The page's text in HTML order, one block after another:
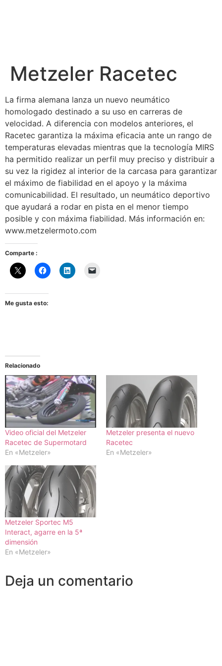
Metzeler Racetec
La firma alemana lanza un nuevo neumático
homologado destinado a su uso en carreras de
velocidad. A diferencia con modelos anteriores, el
Racetec garantiza la máxima eficacia ante un rango de
temperaturas elevadas mientras que la tecnología MIRS
ha permitido realizar un perfil muy preciso y distribuir a
su vez la rigidez al interior de la carcasa para garantizar
el máximo de fiabilidad en el apoyo y la máxima
comunicabilidad. El resultado, un neumático deportivo
que ayudará a rodar en pista en el menor tiempo
posible y con máxima fiabilidad. Más información en:
www.metzelermoto.com
Comparte :
Me gusta esto:
Relacionado
Video oficial del Metzeler
Racetec de Supermotard
En «Metzeler»
Metzeler presenta el nuevo
Racetec
En «Metzeler»
Metzeler Sportec M5
Interact, agarre en la 5ª
dimensión
En «Metzeler»
Deja un comentario